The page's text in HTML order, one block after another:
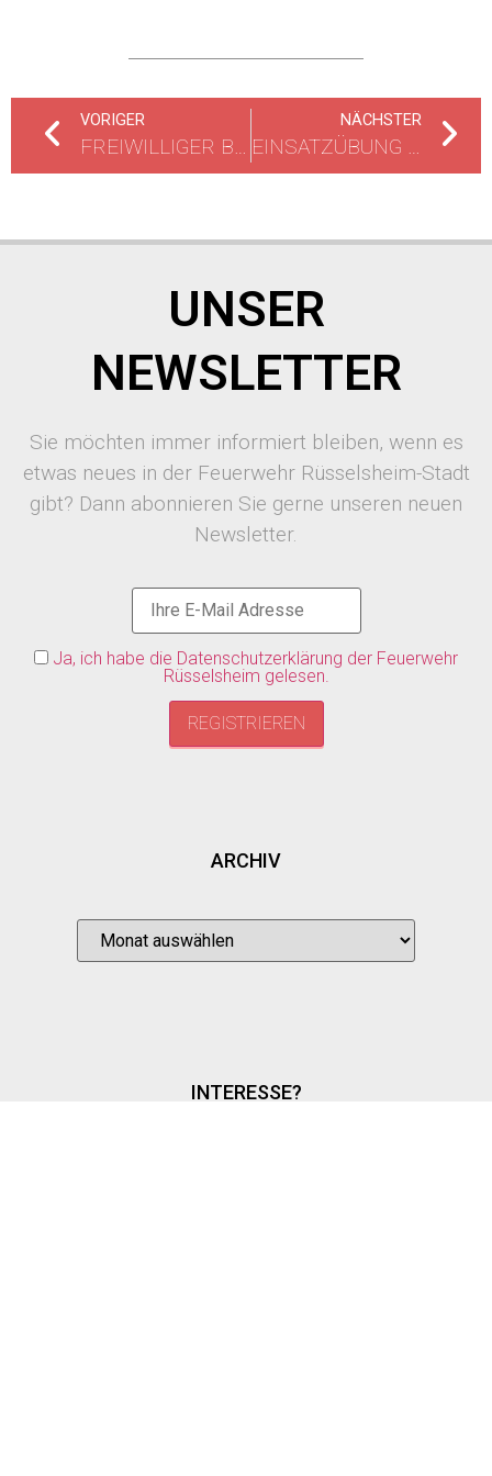
VORIGER
FREIWILLIGER BRANDSICHERHEITSDIENST BEIM GARDETAG
NÄCHSTER
EINSATZÜBUNG „SEARCH AND RESCUE“
UNSER
NEWSLETTER
Sie möchten immer informiert bleiben, wenn es
etwas neues in der Feuerwehr Rüsselsheim-Stadt
gibt? Dann abonnieren Sie gerne unseren neuen
Newsletter.
Ja, ich habe die Datenschutzerklärung der Feuerwehr
Rüsselsheim gelesen.
ARCHIV
INTERESSE?